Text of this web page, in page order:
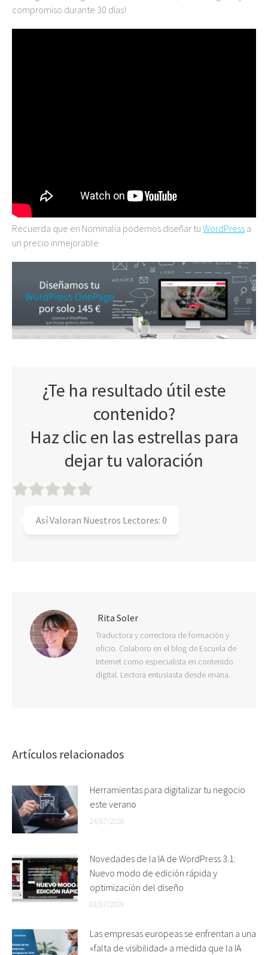
compromiso durante 30 días!
Recuerda que en Nominalia podemos diseñar tu WordPress a
un precio inmejorable
¿Te ha resultado útil este
contenido?
Haz clic en las estrellas para
dejar tu valoración
Así Valoran Nuestros Lectores: 0
Rita Soler
Traductora y correctora de formación y
oficio. Colaboro en el blog de Escuela de
Internet como especialista en contenido
digital. Lectora entusiasta desde enana.
Artículos relacionados
Herramientas para digitalizar tu negocio
este verano
24/07/2026
Novedades de la IA de WordPress 3.1:
Nuevo modo de edición rápida y
optimización del diseño
03/07/2026
Las empresas europeas se enfrentan a una
«falta de visibilidad» a medida que la IA